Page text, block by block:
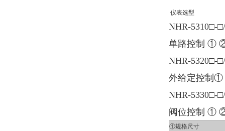
仪表选型
NHR-5310□-□/
单路控制
NHR-5320□-
外给定控
NHR-5330□-
阀位控制
①规格尺寸